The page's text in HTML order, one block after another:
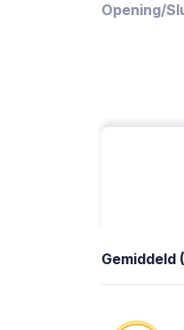
Opening/
Gemiddeld